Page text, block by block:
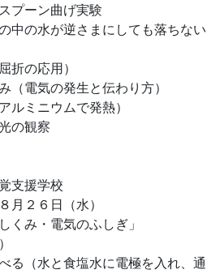
プーン曲げ実験
中の水が逆さまにしても落ちない
折の応用）
（電気の発生と伝わり方）
ルミニウムで発熱）
の観察
支援学校
月２６日（水）
くみ・電気のふしぎ」
る（水と食塩水に電極を入れ、通